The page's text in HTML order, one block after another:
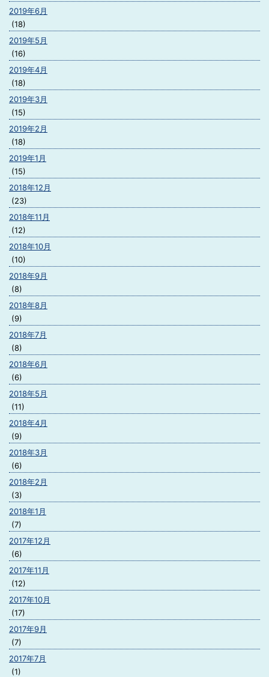
2019年6月
(18)
2019年5月
(16)
2019年4月
(18)
2019年3月
(15)
2019年2月
(18)
2019年1月
(15)
2018年12月
(23)
2018年11月
(12)
2018年10月
(10)
2018年9月
(8)
2018年8月
(9)
2018年7月
(8)
2018年6月
(6)
2018年5月
(11)
2018年4月
(9)
2018年3月
(6)
2018年2月
(3)
2018年1月
(7)
2017年12月
(6)
2017年11月
(12)
2017年10月
(17)
2017年9月
(7)
2017年7月
(1)